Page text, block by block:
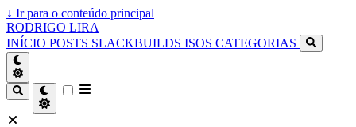
↓ Ir para o conteúdo principal
RODRIGO LIRA
INÍCIO POSTS SLACKBUILDS ISOS CATEGORIAS